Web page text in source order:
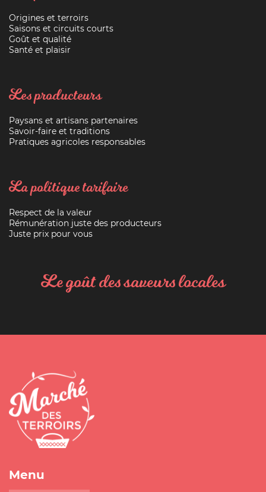
Origines et terroirs
Saisons et circuits courts
Goût et qualité
Santé et plaisir
Les producteurs
Paysans et artisans partenaires
Savoir-faire et traditions
Pratiques agricoles responsables
La politique tarifaire
Respect de la valeur
Rémunération juste des producteurs
Juste prix pour vous
Le goût des saveurs locales
Menu